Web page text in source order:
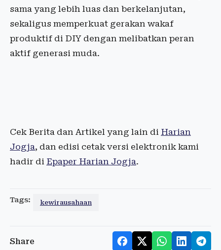
sama yang lebih luas dan berkelanjutan,
sekaligus memperkuat gerakan wakaf
produktif di DIY dengan melibatkan peran
aktif generasi muda.
Cek Berita dan Artikel yang lain di Harian
Jogja, dan edisi cetak versi elektronik kami
hadir di Epaper Harian Jogja.
Tags: kewirausahaan
Share